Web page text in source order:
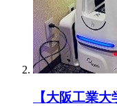
【大阪工業